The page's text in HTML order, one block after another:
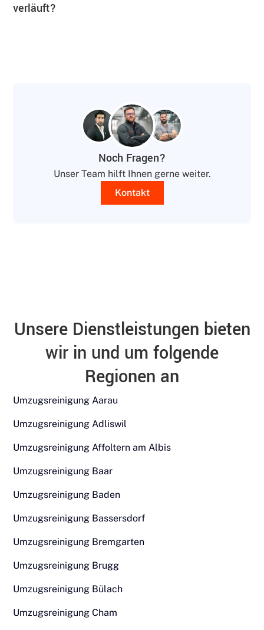
verläuft?
Noch Fragen?
Unser Team hilft Ihnen gerne weiter.
Kontakt
Unsere Dienstleistungen bieten
wir in und um folgende
Regionen an
Umzugsreinigung Aarau
Umzugsreinigung Adliswil
Umzugsreinigung Affoltern am Albis
Umzugsreinigung Baar
Umzugsreinigung Baden
Umzugsreinigung Bassersdorf
Umzugsreinigung Bremgarten
Umzugsreinigung Brugg
Umzugsreinigung Bülach
Umzugsreinigung Cham